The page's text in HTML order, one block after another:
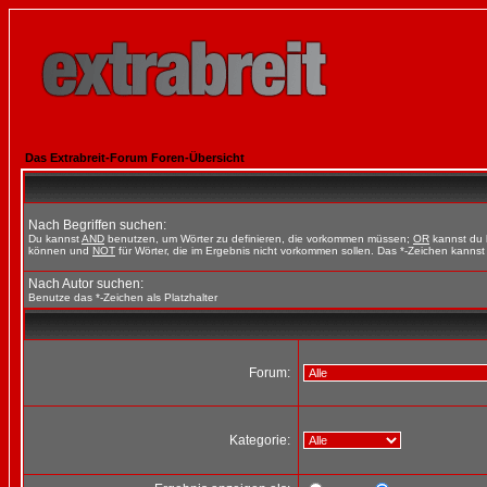
Das Extrabreit-Forum Foren-Übersicht
Nach Begriffen suchen:
Du kannstAND benutzen, um Wörter zu definieren, die vorkommen müssen; OR kannst du
können und NOT für Wörter, die im Ergebnis nicht vorkommen sollen. Das *-Zeichen
Nach Autor suchen:
Benutze das *-Zeichen als Platzhalter
Forum:
Kategorie: